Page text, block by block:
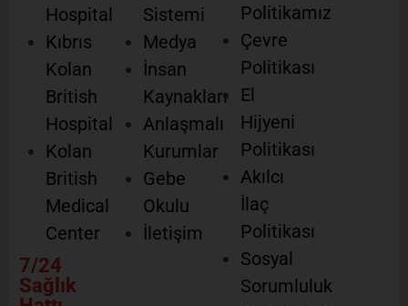
Hospital
Kıbrıs
Kolan
British
Hospital
Kolan
British
Medical
Center
7/24
Sağlık
Sistemi
Medya
İnsan
Kaynakları
Anlaşmalı
Kurumlar
Gebe
Okulu
İletişim
Politikamız
Çevre
Politikası
El
Hijyeni
Politikası
Akılcı
İlaç
Politikası
Sosyal
Sorumluluk